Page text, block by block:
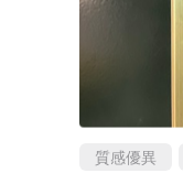
質感優異